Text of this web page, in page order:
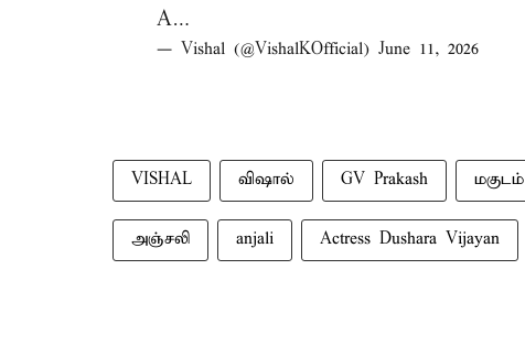
A…
— Vishal (@VishalKOfficial) June 11, 2026
VISHAL விஷால் GV Prakash மகுடம்
அஞ்சலி anjali Actress Dushara Vijayan